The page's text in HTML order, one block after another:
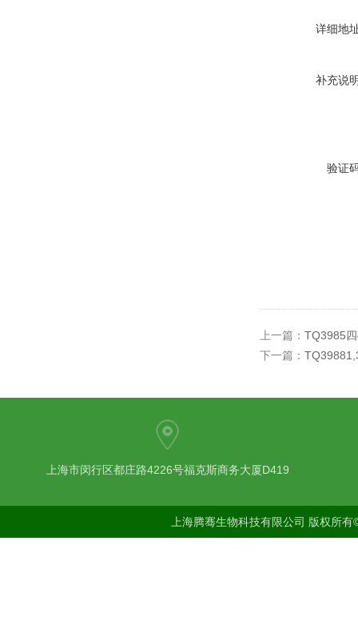
详细地
补充说
验证
上一篇： TQ3985
下一篇：
上海市闵行区都庄路4226号福克斯商务大厦D419
上海腾骞生物科技有限公司 版权所